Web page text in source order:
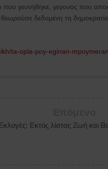
γεννήθηκε, γεγονός που
δεδομένη τη δημοκρατία
ta-opla-poy-eginan-
Εκτός λίστας Ζωή και